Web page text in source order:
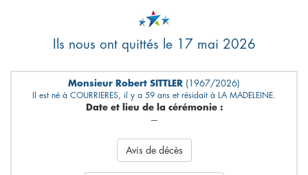
Ils nous ont quittés le 17 mai 2026
Monsieur Robert SITTLER (1967/2026)
Il est né à COURRIERES, il y a 59 ans et résidait à LA MADELEINE.
Date et lieu de la cérémonie :
---
Avis de décès